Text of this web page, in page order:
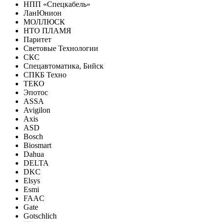
НПП «Спецкабель»
ЛанЮнион
МОЛЛЮСК
НТО ПЛАМЯ
Паритет
Световые Технологии
СКС
Спецавтоматика, Бийск
СПКБ Техно
ТЕКО
Эпотос
ASSA
Avigilon
Axis
ASD
Bosch
Biosmart
Dahua
DELTA
DKC
Elsys
Esmi
FAAC
Gate
Gotschlich